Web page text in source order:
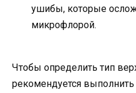
ушибы, которые
микрофлорой.
Чтобы определить тип
рекомендуется выполнить